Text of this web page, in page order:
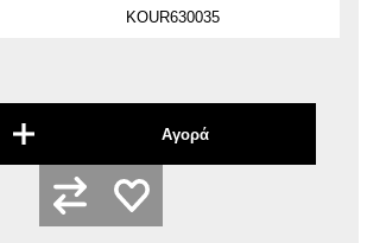
KOUR630035
Αγορά